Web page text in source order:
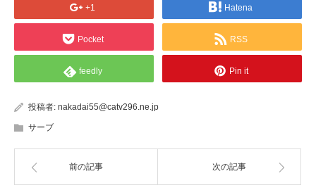
+1 Hatena
Pocket RSS
feedly Pin it
投稿者: nakadai55@catv296.ne.jp
サーブ
前の記事 次の記事